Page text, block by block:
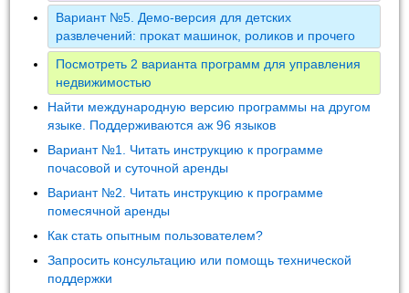
Вариант №5. Демо-версия для детских
развлечений: прокат машинок, роликов и прочего
Посмотреть 2 варианта программ для управления
недвижимостью
Найти международную версию программы на другом
языке. Поддерживаются аж 96 языков
Вариант №1. Читать инструкцию к программе
почасовой и суточной аренды
Вариант №2. Читать инструкцию к программе
помесячной аренды
Как стать опытным пользователем?
Запросить консультацию или помощь технической
поддержки